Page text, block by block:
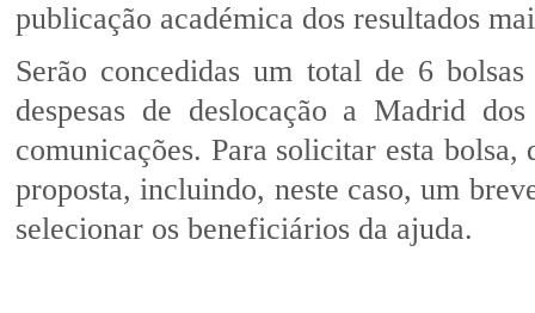
publicação académica dos resultados
Serão concedidas um total de 6
despesas de deslocação a Madrid
comunicações. Para solicitar esta
proposta, incluindo, neste caso, um
selecionar os beneficiários da ajuda.